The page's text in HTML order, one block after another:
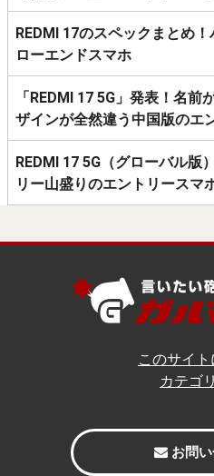
REDMI 17のスペックまとめ
ローエンドスマホ
「REDMI 17 5G」発表！名
ザインが全然違う中国版のエ
REDMI 17 5G（グローバル版
リー山盛りのエントリースマ
このサイ
カテゴ
お問い